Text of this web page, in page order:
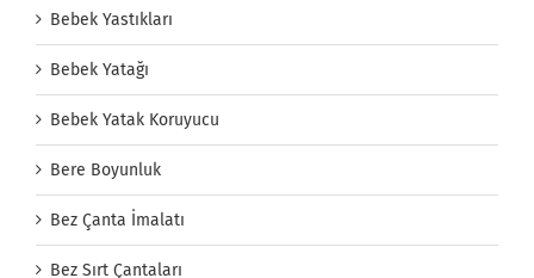
Bebek Yastıkları
Bebek Yatağı
Bebek Yatak Koruyucu
Bere Boyunluk
Bez Çanta İmalatı
Bez Sırt Çantaları